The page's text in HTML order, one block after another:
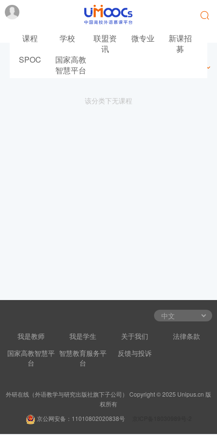
课程 学校
联盟资
讯
微专业
新课招
募
SPOC
国家高教
智慧平台
该分类下无课程
我是教师 我是学生 关于我们
法律条款
国家高教智慧平
台
智慧教育服务平
台
反馈与投诉
外研在线（外语教学与研究出版社旗下子公司） Copyright © 2025 Unipus.cn 版
权所有
京公网安备：11010802020838号